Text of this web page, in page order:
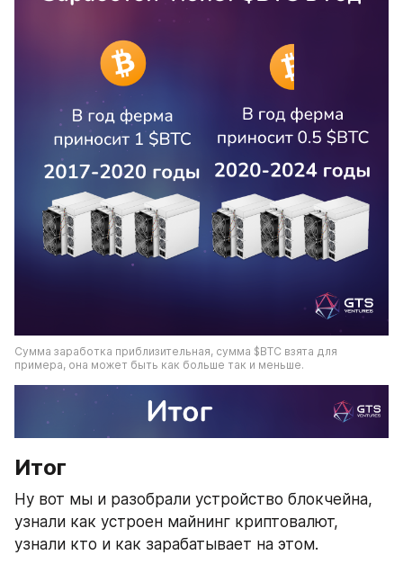
Сумма заработка приблизительная, сумма $BTC взята для
примера, она может быть как больше так и меньше.
Итог
Ну вот мы и разобрали устройство блокчейна,
узнали как устроен майнинг криптовалют,
узнали кто и как зарабатывает на этом.